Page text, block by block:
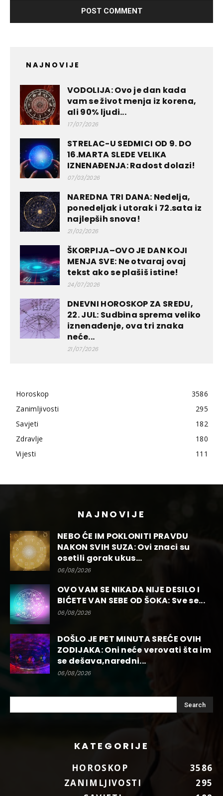
NAJNOVIJE
VODOLIJA: Ovo je dan kada
vam se život menja iz korena,
ali 90% ljudi...
17/07/2026
STRELAC-U SEDMICI OD 9. DO
16.MARTA SLEDE VELIKA
IZNENAĐENJA: Radost dolazi!
07/03/2026
NAREDNA TRI DANA: Nedelja,
ponedeljak i utorak i 72.sata iz
najlepših snova!
21/02/2026
ŠKORPIJA–OVO JE DAN KOJI
MENJA SVE: Ne otvaraj ovaj
tekst ako se plašiš istine!
24/07/2026
DNEVNI HOROSKOP ZA SREDU,
22. JUL: Sudbina sprema veliko
iznenađenje, ova tri znaka
neće...
21/07/2026
Horoskop
3586
Zanimljivosti
295
Savjeti
182
Zdravlje
180
Vijesti
111
NAJNOVIJE
NEBO ĆE IM POKLONITI PRAVDU
NAKON SVIH SUZA: Ovi znaci su
osetili gorak ukus...
06/08/2026
OVO VAM SE NIKADA NIJE DESILO I
BIĆETE VAN SEBE OD ŠOKA: Sve se...
06/08/2026
DOŠLO JE PET MINUTA SREĆE OVIH
ZODIJAKA: Oni neće verovati šta im
se dešava,naredni...
06/08/2026
KATEGORIJE
HOROSKOP
3586
ZANIMLJIVOSTI
295